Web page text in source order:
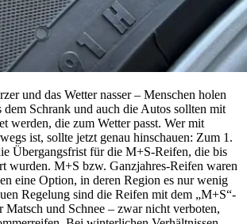
und das Wetter nasser – Menschen holen
dem Schrank und auch die Autos sollten mit
werden, die zum Wetter passt. Wer mit
ist, sollte jetzt genau hinschauen: Zum 1.
Übergangsfrist für die M+S-Reifen, die bis
wurden. M+S bzw. Ganzjahres-Reifen waren
eine Option, in deren Region es nur wenig
Regelung sind die Reifen mit dem „M+S“-
Matsch und Schnee – zwar nicht verboten,